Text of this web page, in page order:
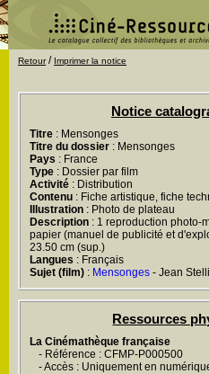
Retour/ Imprimer la notice
Notice
Titre : Mensonges
Titre du dossier : Mensonges
Pays : France
Type : Dossier par film
Activité : Distribution
Contenu : Fiche artistique, fiche
Illustration : Photo de plateau
Description : 1 reproduction photo-
papier (manuel de publicité et
23.50 cm (sup.)
Langues : Français
Sujet (film) : Mensonges - Jean
Ressources
La Cinémathèque française
- Référence : CFMP-P000500
- Accès : Uniquement en